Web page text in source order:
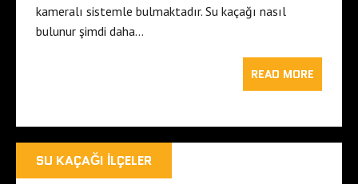
kameralı sistemle bulmaktadır. Su kaçağı nasıl
bulunur şimdi daha…
READ MORE
SU KAÇAĞI İLÇELER